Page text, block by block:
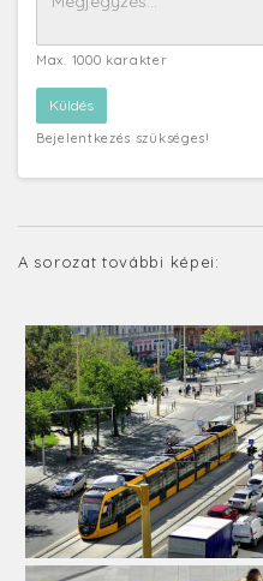
Max. 1000 karakter
Bejelentkezés szükséges!
A sorozat további képei: